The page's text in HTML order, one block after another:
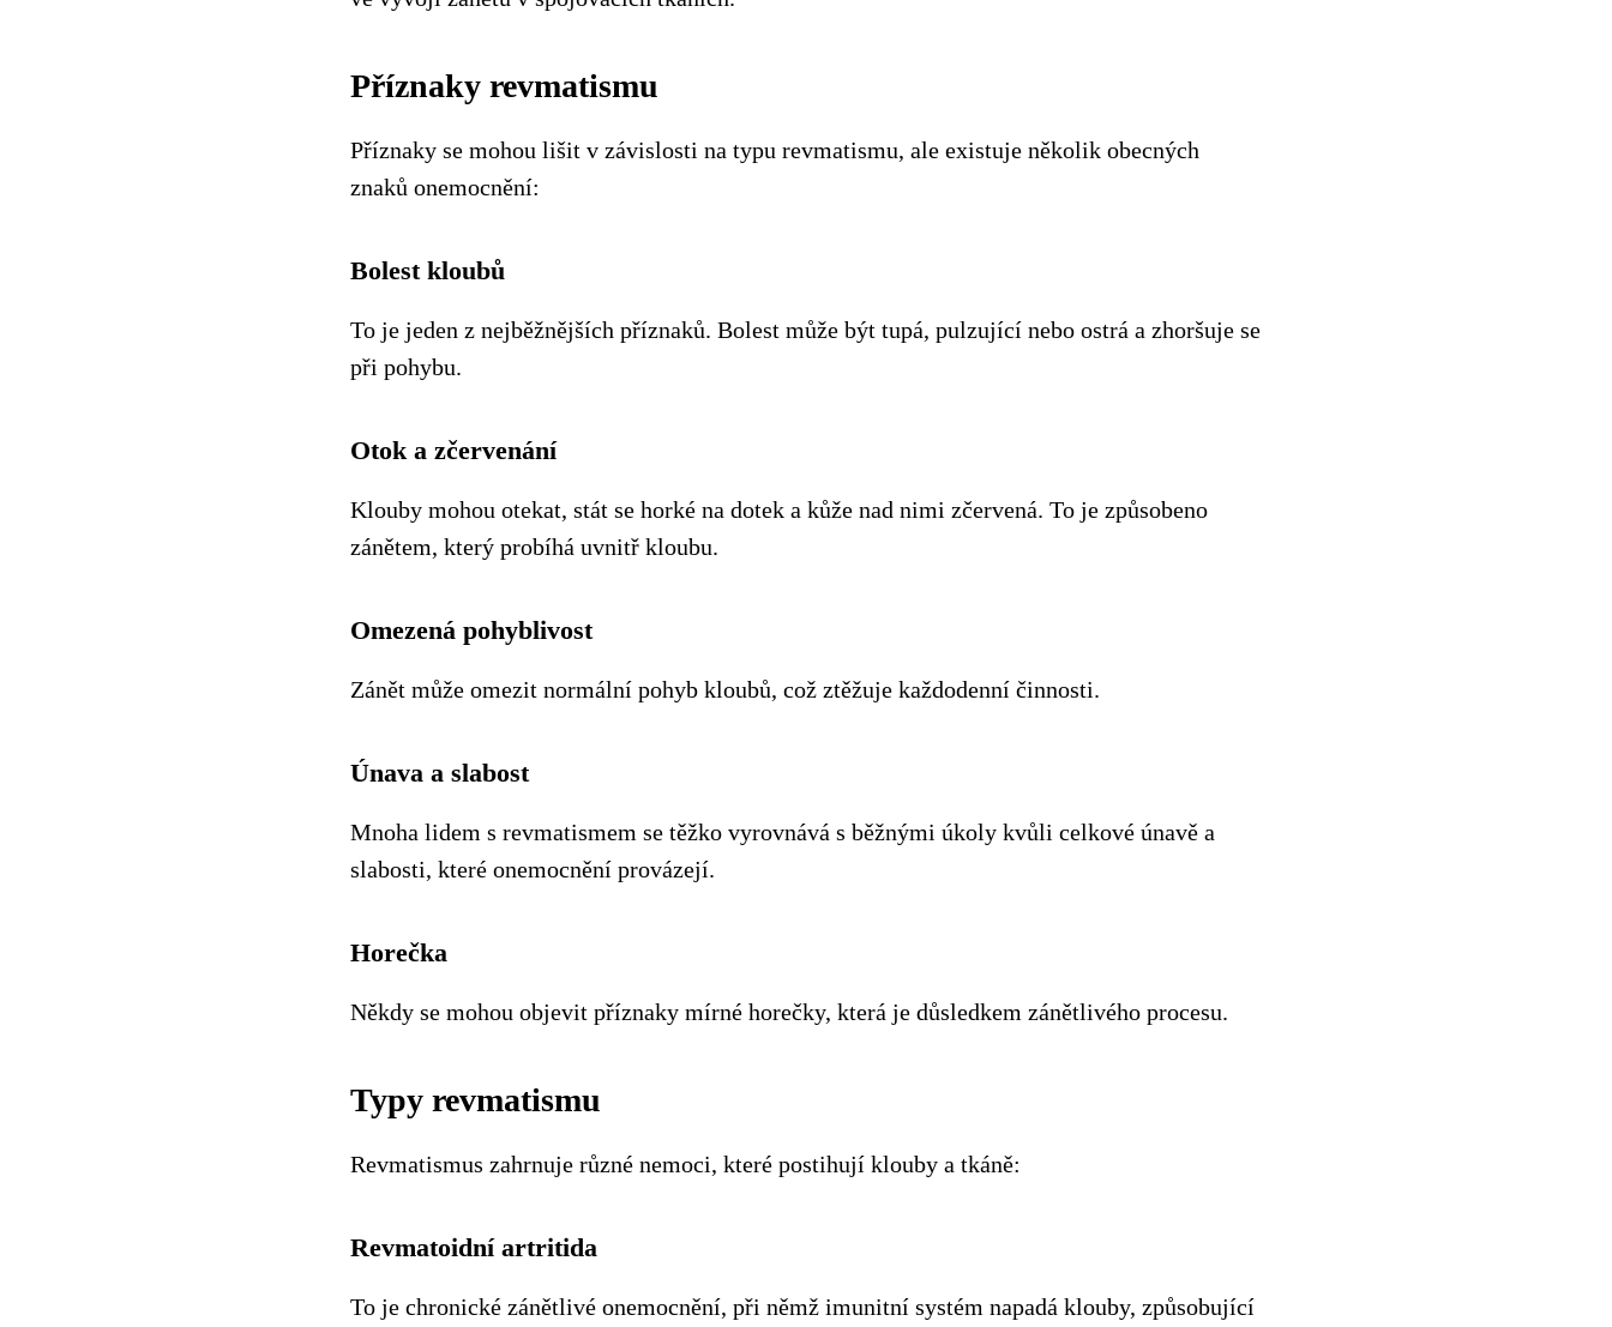
Příznaky revmatismu
Příznaky se mohou lišit v závislosti na typu revmatismu, ale existuje několik obecných
znaků onemocnění:
Bolest kloubů
To je jeden z nejběžnějších příznaků. Bolest může být tupá, pulzující nebo ostrá a zhoršuje se
při pohybu.
Otok a zčervenání
Klouby mohou otekat, stát se horké na dotek a kůže nad nimi zčervená. To je způsobeno
zánětem, který probíhá uvnitř kloubu.
Omezená pohyblivost
Zánět může omezit normální pohyb kloubů, což ztěžuje každodenní činnosti.
Únava a slabost
Mnoha lidem s revmatismem se těžko vyrovnává s běžnými úkoly kvůli celkové únavě a
slabosti, které onemocnění provázejí.
Horečka
Někdy se mohou objevit příznaky mírné horečky, která je důsledkem zánětlivého procesu.
Typy revmatismu
Revmatismus zahrnuje různé nemoci, které postihují klouby a tkáně:
Revmatoidní artritida
To je chronické zánětlivé onemocnění, při němž imunitní systém napadá klouby, způsobující